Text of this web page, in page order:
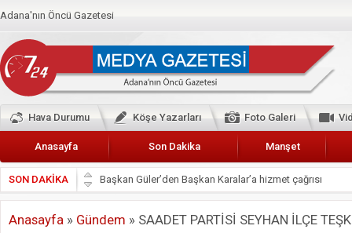
Adana'nın Öncü Gazetesi
Hava Durumu Köşe Yazarları Foto Galeri
Anasayfa Son Dakika Manşet
SON DAKİKA
Başkan Güler’den Başkan Karalar’a hizmet çağrısı
Lokantacılar ve Kebapçılar Esnaf Odası Başkanı Şefik
Hak-İş Abdurrahman Yücel
Anasayfa » Gündem » SAADET PARTİSİ SEYHAN İLÇE